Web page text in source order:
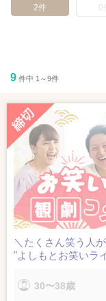
2件
0件
9 件中 1～9件
＼たくさん笑う人
"よしもとお笑いラ
30〜38歳